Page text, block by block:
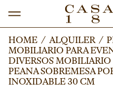
BUSCAR
HOME / ALQUILER /
MOBILIARIO PARA
DIVERSOS MOBILIARIO
PEANA SOBREMESA
INOXIDABLE 30 CM
HOME / ALQUILER /
MOBILIARIO PARA
DIVERSOS MOBILIARIO
PEANA SOBREMESA
INOXIDABLE 30 CM